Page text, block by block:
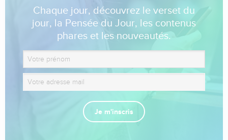
Chaque jour, découvrez le verset du
jour, la Pensée du Jour, les contenus
phares et les nouveautés.
Je m'inscris